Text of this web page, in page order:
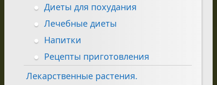
Диеты для похудания
Лечебные диеты
Напитки
Рецепты приготовления
Лекарственные растения.